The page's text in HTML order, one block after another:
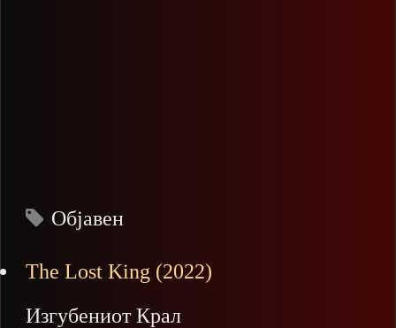
Објавен
The Lost King (2022)
Изгубениот Крал